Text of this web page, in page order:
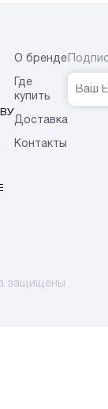
О бренде
Где
купить
Доставка
Контакты
защищены